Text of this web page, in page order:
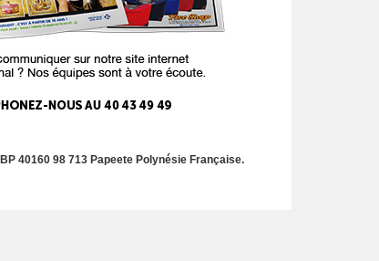
40160 98 713 Papeete Polynésie Française.